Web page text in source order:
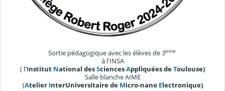
Sortie pédagogique avec les élèves de 3eme
à l'INSA
( l'Institut National desSciencesAppliquées deToulouse)
Salle blanche AIME
(Atelier InterUniversitaire de Micro-nano Electronique)